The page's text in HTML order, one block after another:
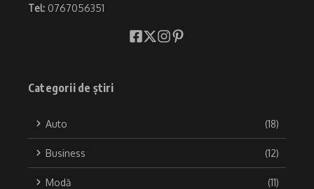
Tel: 0767056351
Categorii de știri
Auto (18)
Business (12)
Modă (11)